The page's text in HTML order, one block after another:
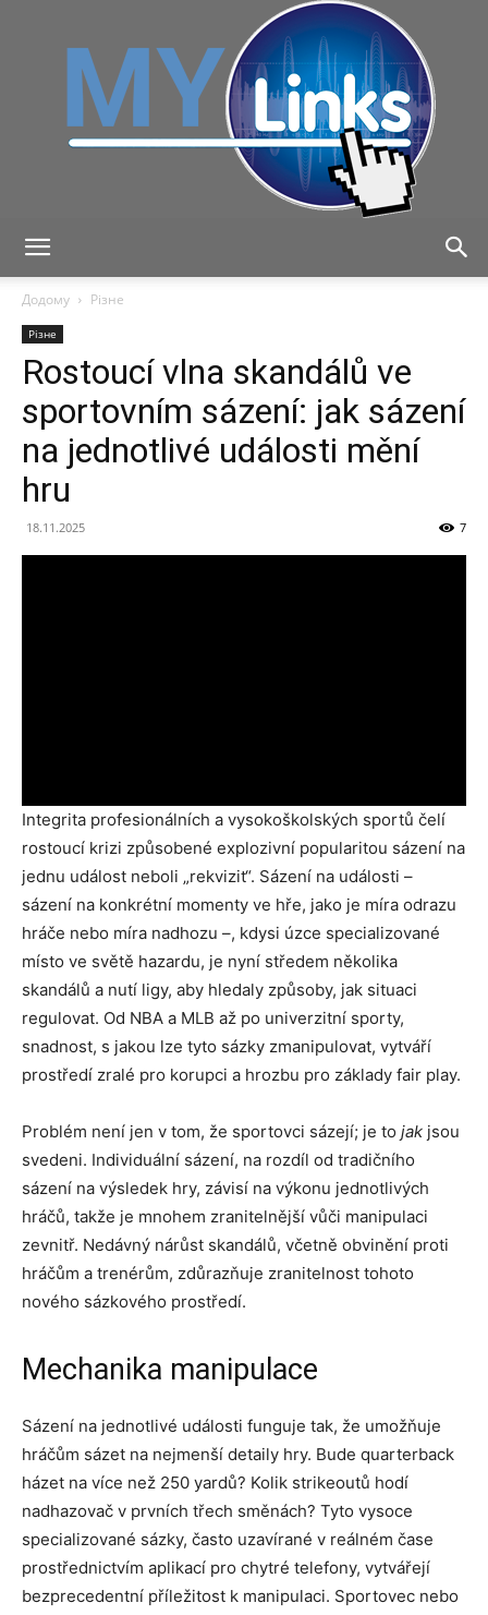
Додому
Різне
Різне
Rostoucí vlna skandálů ve
sportovním sázení: jak sázení
na jednotlivé události mění
hru
18.11.2025 7
Integrita profesionálních a vysokoškolských sportů čelí
rostoucí krizi způsobené explozivní popularitou sázení na
jednu událost neboli „rekvizit“. Sázení na události –
sázení na konkrétní momenty ve hře, jako je míra odrazu
hráče nebo míra nadhozu –, kdysi úzce specializované
místo ve světě hazardu, je nyní středem několika
skandálů a nutí ligy, aby hledaly způsoby, jak situaci
regulovat. Od NBA a MLB až po univerzitní sporty,
snadnost, s jakou lze tyto sázky zmanipulovat, vytváří
prostředí zralé pro korupci a hrozbu pro základy fair play.
Problém není jen v tom, že sportovci sázejí; je to jak jsou
svedeni. Individuální sázení, na rozdíl od tradičního
sázení na výsledek hry, závisí na výkonu jednotlivých
hráčů, takže je mnohem zranitelnější vůči manipulaci
zevnitř. Nedávný nárůst skandálů, včetně obvinění proti
hráčům a trenérům, zdůrazňuje zranitelnost tohoto
nového sázkového prostředí.
Mechanika manipulace
Sázení na jednotlivé události funguje tak, že umožňuje
hráčům sázet na nejmenší detaily hry. Bude quarterback
házet na více než 250 yardů? Kolik strikeoutů hodí
nadhazovač v prvních třech směnách? Tyto vysoce
specializované sázky, často uzavírané v reálném čase
prostřednictvím aplikací pro chytré telefony, vytvářejí
bezprecedentní příležitost k manipulaci. Sportovec nebo